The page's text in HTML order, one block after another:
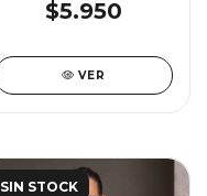
$5.950
VER
SIN STOCK